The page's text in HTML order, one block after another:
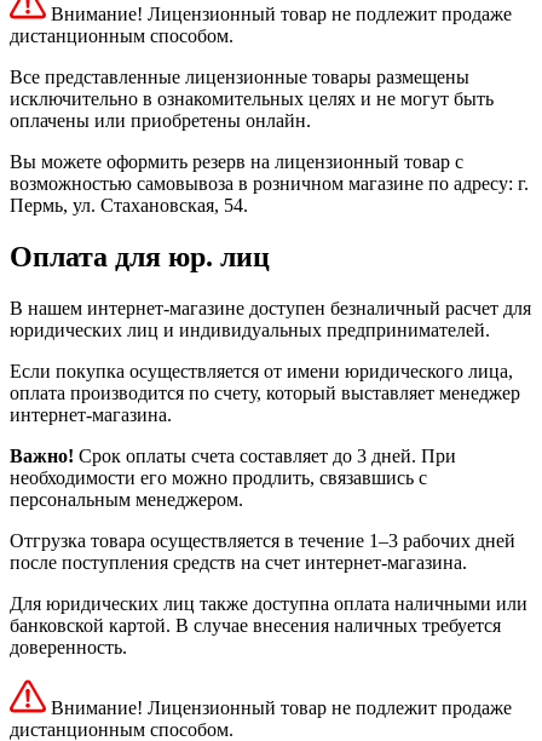
Внимание! Лицензионный товар не подлежит продаже
дистанционным способом.
Все представленные лицензионные товары размещены
исключительно в ознакомительных целях и не могут быть
оплачены или приобретены онлайн.
Вы можете оформить резерв на лицензионный товар с
возможностью самовывоза в розничном магазине по адресу: г.
Пермь, ул. Стахановская, 54.
Оплата для юр. лиц
В нашем интернет-магазине доступен безналичный расчет для
юридических лиц и индивидуальных предпринимателей.
Если покупка осуществляется от имени юридического лица,
оплата производится по счету, который выставляет менеджер
интернет-магазина.
Важно! Срок оплаты счета составляет до 3 дней. При
необходимости его можно продлить, связавшись с
персональным менеджером.
Отгрузка товара осуществляется в течение 1–3 рабочих дней
после поступления средств на счет интернет-магазина.
Для юридических лиц также доступна оплата наличными или
банковской картой. В случае внесения наличных требуется
доверенность.
Внимание! Лицензионный товар не подлежит продаже
дистанционным способом.